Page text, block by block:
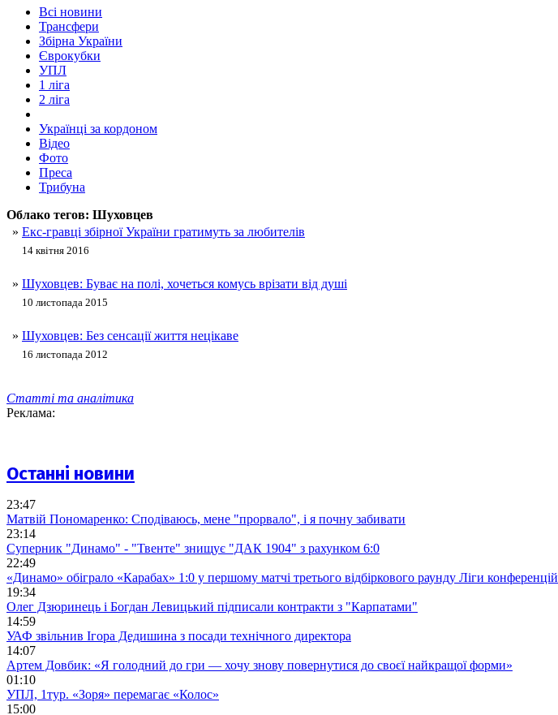
Всі новини
Трансфери
Збірна України
Єврокубки
УПЛ
1 ліга
2 ліга
Українці за кордоном
Відео
Фото
Преса
Трибуна
Облако тегов: Шуховцев
» Екс-гравці збірної України гратимуть за любителів
14 квітня 2016
» Шуховцев: Буває на полі, хочеться комусь врізати від душі
10 листопада 2015
» Шуховцев: Без сенсації життя нецікаве
16 листопада 2012
Статті та аналітика
Реклама:
Останні новини
23:47
Матвій Пономаренко: Сподіваюсь, мене "прорвало", і я почну забивати
23:14
Суперник "Динамо" - "Твенте" знищує "ДАК 1904" з рахунком 6:0
22:49
«Динамо» обіграло «Карабах» 1:0 у першому матчі третього відбіркового раунду Ліги конференцій
19:34
Олег Дзюринець і Богдан Левицький підписали контракти з "Карпатами"
14:59
УАФ звільнив Ігора Дедишина з посади технічного директора
14:07
Артем Довбик: «Я голодний до гри — хочу знову повернутися до своєї найкращої форми»
01:10
УПЛ, 1тур. «Зоря» перемагає «Колос»
15:00